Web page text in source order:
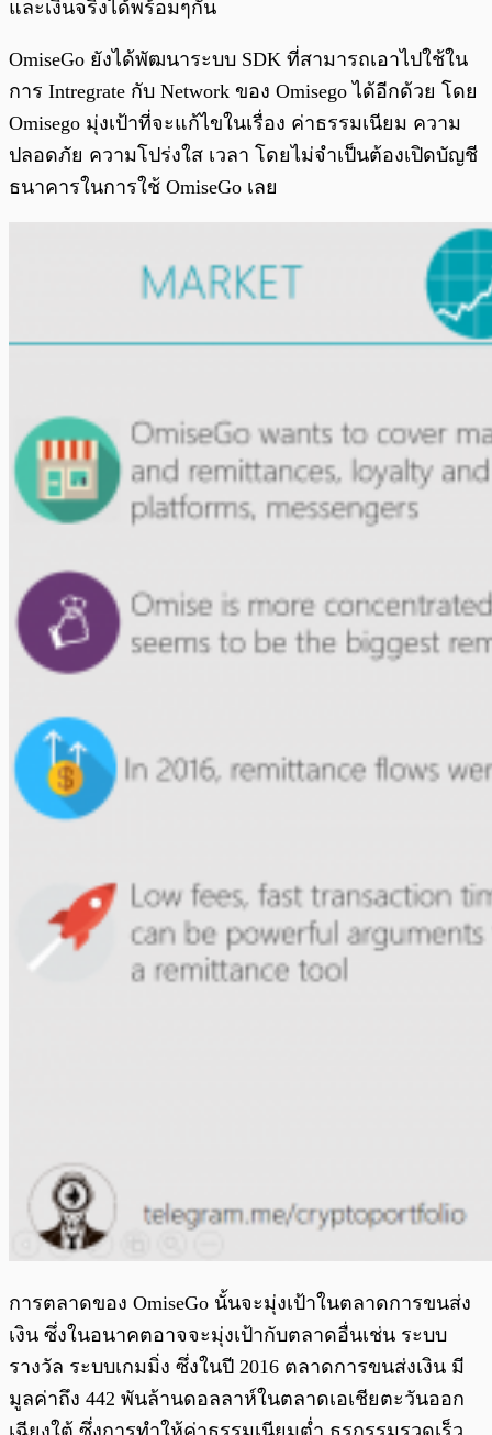
และเงินจริงได้พร้อมๆกัน
OmiseGo ยังได้พัฒนาระบบ SDK ที่สามารถเอาไปใช้ใน
การ Intregrate กับ Network ของ Omisego ได้อีกด้วย โดย
Omisego มุ่งเป้าที่จะแก้ไขในเรื่อง ค่าธรรมเนียม ความ
ปลอดภัย ความโปร่งใส เวลา โดยไม่จำเป็นต้องเปิดบัญชี
ธนาคารในการใช้ OmiseGo เลย
การตลาดของ OmiseGo นั้นจะมุ่งเป้าในตลาดการขนส่ง
เงิน ซึ่งในอนาคตอาจจะมุ่งเป้ากับตลาดอื่นเช่น ระบบ
รางวัล ระบบเกมมิ่ง ซึ่งในปี 2016 ตลาดการขนส่งเงิน มี
มูลค่าถึง 442 พันล้านดอลลาห์ในตลาดเอเชียตะวันออก
เฉียงใต้ ซึ่งการทำให้ค่าธรรมเนียมต่ำ ธุรกรรมรวดเร็ว